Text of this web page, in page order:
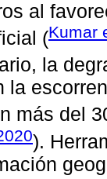
al
(Kumar
la
la
más del
).